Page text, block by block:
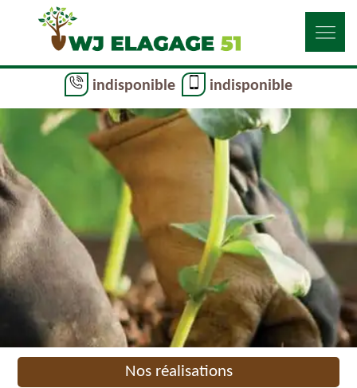
indisponible indisponible
Nos réalisations